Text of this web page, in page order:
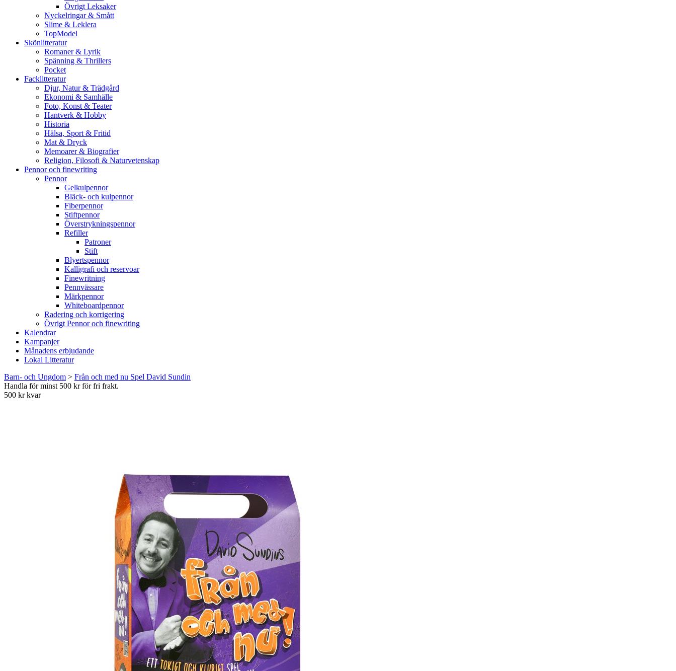
Övrigt Leksaker
Nyckelringar & Smått
Slime & Leklera
TopModel
Skönlitteratur
Romaner & Lyrik
Spänning & Thrillers
Pocket
Facklitteratur
Djur, Natur & Trädgård
Ekonomi & Samhälle
Foto, Konst & Teater
Hantverk & Hobby
Historia
Hälsa, Sport & Fritid
Mat & Dryck
Memoarer & Biografier
Religion, Filosofi & Naturvetenskap
Pennor och finewriting
Pennor
Gelkulpennor
Bläck- och kulpennor
Fiberpennor
Stiftpennor
Överstrykningspennor
Refiller
Patroner
Stift
Blyertspennor
Kalligrafi och reservoar
Finewritning
Pennvässare
Märkpennor
Whiteboardpennor
Radering och korrigering
Övrigt Pennor och finewriting
Kalendrar
Kampanjer
Månadens erbjudande
Lokal Litteratur
Barn- och Ungdom > Från och med nu Spel David Sundin
Handla för minst 500 kr för fri frakt.
500 kr kvar